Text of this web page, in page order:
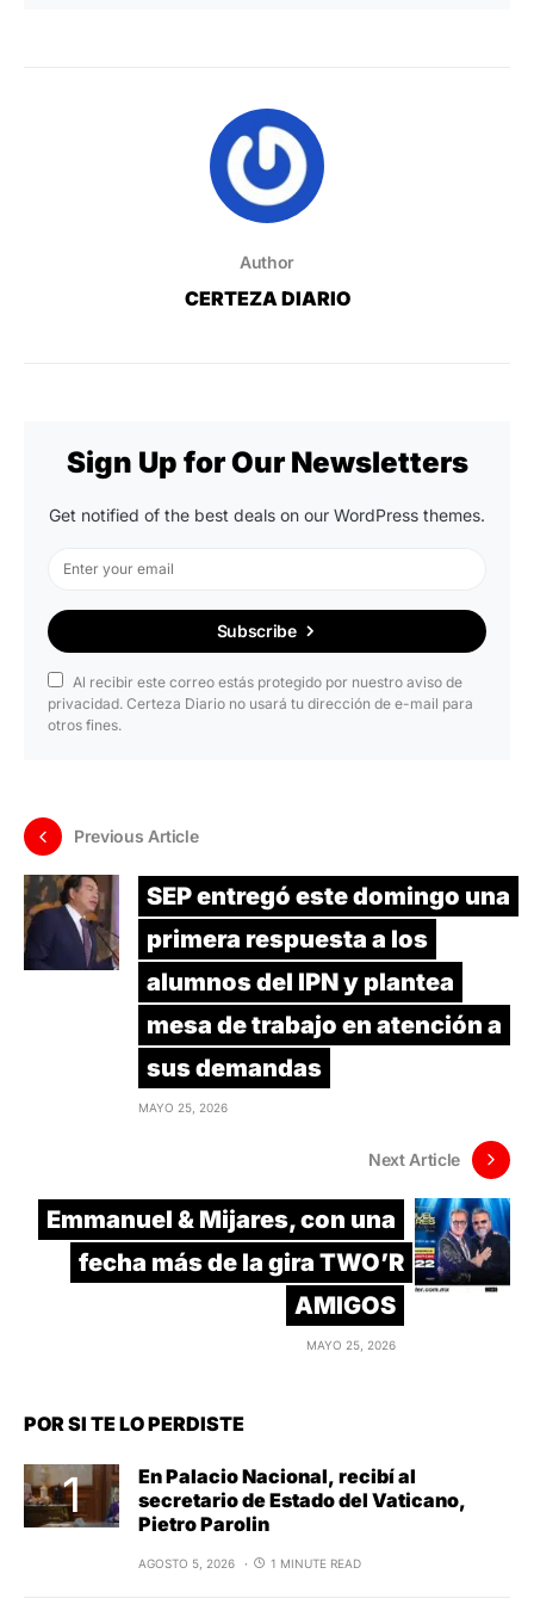
Author
CERTEZA DIARIO
Sign Up for Our Newsletters
Get notified of the best deals on our WordPress themes.
Subscribe
Al recibir este correo estás protegido por nuestro aviso de
privacidad. Certeza Diario no usará tu dirección de e-mail para
otros fines.
Previous Article
SEP entregó este domingo una
primera respuesta a los
alumnos del IPN y plantea
mesa de trabajo en atención a
sus demandas
MAYO 25, 2026
Next Article
Emmanuel & Mijares, con una
fecha más de la gira TWO’R
AMIGOS
MAYO 25, 2026
POR SI TE LO PERDISTE
En Palacio Nacional, recibí al
secretario de Estado del Vaticano,
Pietro Parolin
AGOSTO 5, 2026 1 MINUTE READ